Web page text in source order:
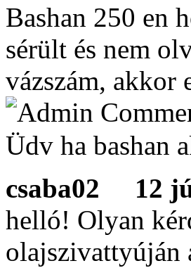
Bashan 250 en
sérült és nem
vázszám, akkor
Üdv ha bashan
csaba02
12
helló! Olyan
olajszivattyúján